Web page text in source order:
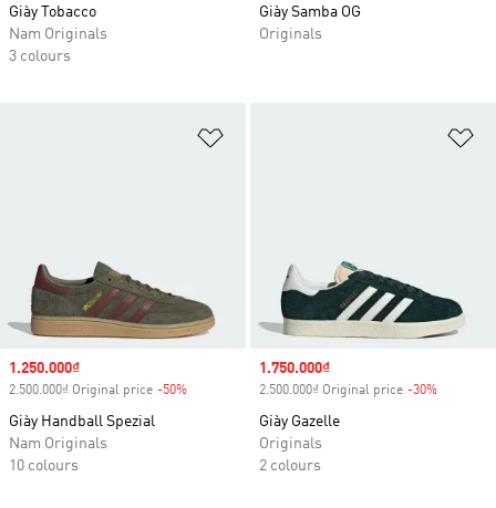
Giày Tobacco
Nam Originals
3 colours
Giày Samba OG
Originals
Sale price
1.250.000₫
2.500.000₫ Original price -50%
Giày Handball Spezial
Nam Originals
10 colours
Sale price
1.750.000₫
2.500.000₫ Original price -30%
Giày Gazelle
Originals
2 colours